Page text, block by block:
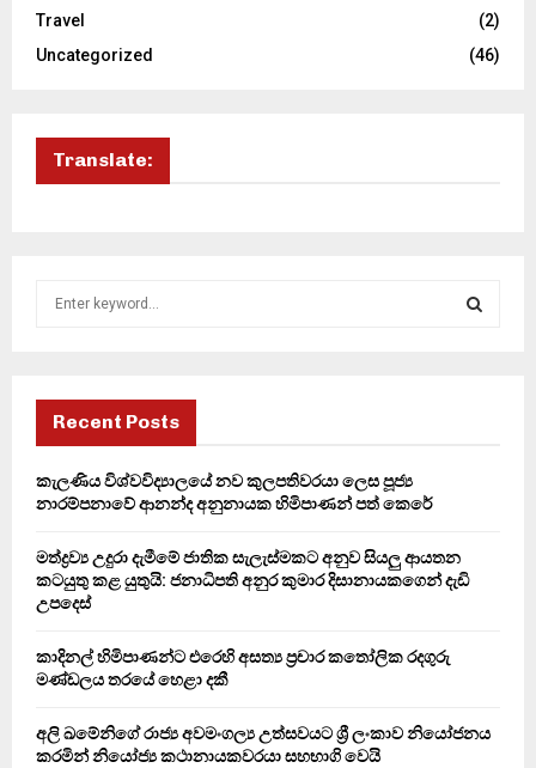
Travel
(2)
Uncategorized
(46)
Translate:
f
r
H
Recent Posts
කැලණිය විශ්වවිද්‍යාලයේ නව කුලපතිවරයා ලෙස පූජ්‍ය
නාරම්පනාවේ ආනන්ද අනුනායක හිමිපාණන් පත් කෙරේ
මත්ද්‍රව්‍ය උදුරා දැමීමේ ජාතික සැලැස්මකට අනුව සියලු ආයතන
කටයුතු කළ යුතුයි: ජනාධිපති අනුර කුමාර දිසානායකගෙන් දැඩි
උපදෙස්
කාදිනල් හිමිපාණන්ට එරෙහි අසත්‍ය ප්‍රචාර කතෝලික රදගුරු
මණ්ඩලය තරයේ හෙළා දකී
අලි ඛමේනිගේ රාජ්‍ය අවමංගල්‍ය උත්සවයට ශ්‍රී ලංකාව නියෝජනය
කරමින් නියෝජ්‍ය කථානායකවරයා සහභාගි වෙයි